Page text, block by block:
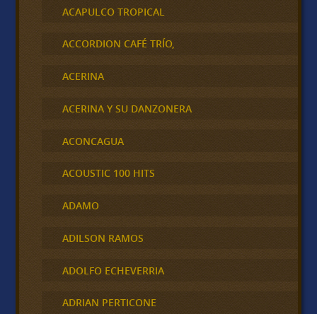
ACAPULCO TROPICAL
ACCORDION CAFÉ TRÍO,
ACERINA
ACERINA Y SU DANZONERA
ACONCAGUA
ACOUSTIC 100 HITS
ADAMO
ADILSON RAMOS
ADOLFO ECHEVERRIA
ADRIAN PERTICONE